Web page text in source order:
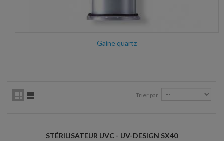
Gaine quartz
Trier par
STÉRILISATEUR UVC - UV-DESIGN SX40